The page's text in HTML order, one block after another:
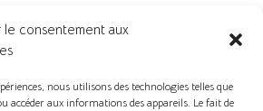
le consentement aux
nous utilisons des technologies telles que
accéder aux informations des appareils. Le fait de
FR